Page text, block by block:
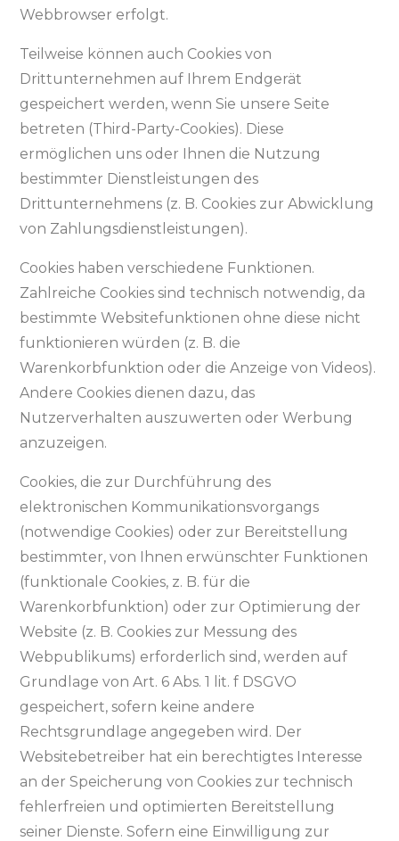
Webbrowser erfolgt.
Teilweise können auch Cookies von
Drittunternehmen auf Ihrem Endgerät
gespeichert werden, wenn Sie unsere Seite
betreten (Third-Party-Cookies). Diese
ermöglichen uns oder Ihnen die Nutzung
bestimmter Dienstleistungen des
Drittunternehmens (z. B. Cookies zur Abwicklung
von Zahlungsdienstleistungen).
Cookies haben verschiedene Funktionen.
Zahlreiche Cookies sind technisch notwendig, da
bestimmte Websitefunktionen ohne diese nicht
funktionieren würden (z. B. die
Warenkorbfunktion oder die Anzeige von Videos).
Andere Cookies dienen dazu, das
Nutzerverhalten auszuwerten oder Werbung
anzuzeigen.
Cookies, die zur Durchführung des
elektronischen Kommunikationsvorgangs
(notwendige Cookies) oder zur Bereitstellung
bestimmter, von Ihnen erwünschter Funktionen
(funktionale Cookies, z. B. für die
Warenkorbfunktion) oder zur Optimierung der
Website (z. B. Cookies zur Messung des
Webpublikums) erforderlich sind, werden auf
Grundlage von Art. 6 Abs. 1 lit. f DSGVO
gespeichert, sofern keine andere
Rechtsgrundlage angegeben wird. Der
Websitebetreiber hat ein berechtigtes Interesse
an der Speicherung von Cookies zur technisch
fehlerfreien und optimierten Bereitstellung
seiner Dienste. Sofern eine Einwilligung zur